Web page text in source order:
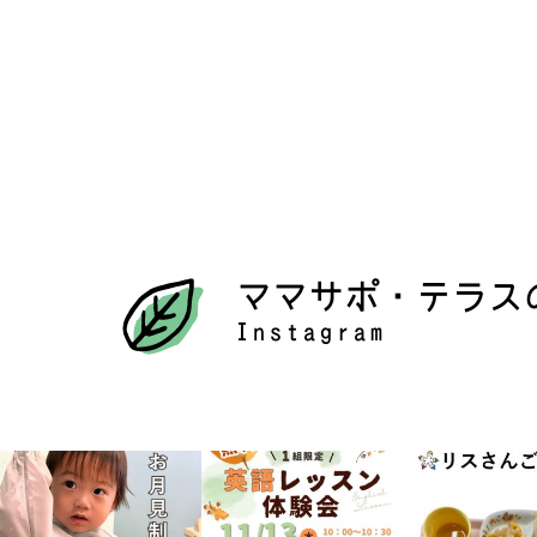
ママサポ・テラス
Instagram